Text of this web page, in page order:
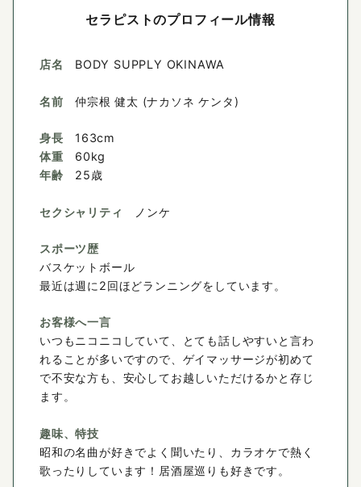
セラピストのプロフィール情報
店名 BODY SUPPLY OKINAWA
名前 仲宗根 健太 (ナカソネ ケンタ)
身長
体重
年齢
163cm
60kg
25歳
セクシャリティ ノンケ
スポーツ歴
バスケットボール
最近は週に2回ほどランニングをしています。
お客様へ一言
いつもニコニコしていて、とても話しやすいと言わ
れることが多いですので、ゲイマッサージが初めて
で不安な方も、安心してお越しいただけるかと存じ
ます。
趣味、特技
昭和の名曲が好きでよく聞いたり、カラオケで熱く
歌ったりしています！居酒屋巡りも好きです。